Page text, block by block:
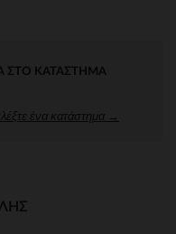
ΣΤΟ ΚΑΤΆΣΤΗΜΑ
ένα κατάστημα →